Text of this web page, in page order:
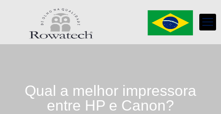
Qual a melhor impressora
entre HP e Canon?